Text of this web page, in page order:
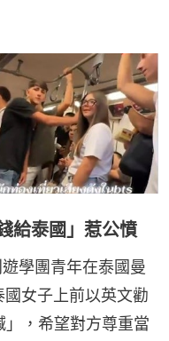
給泰國」惹公憤
學團青年在泰國曼
女子上前以英文勸
，希望對方尊重當